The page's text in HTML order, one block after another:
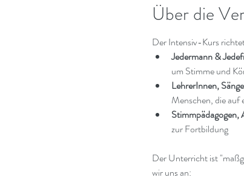
Über die
Der Intensiv-Kurs
Jedermann &
um Stimme und
LehrerInnen,
Menschen, die auf
Stimmpädagogen,
zur Fortbildung
Der Unterricht ist
wir uns an: